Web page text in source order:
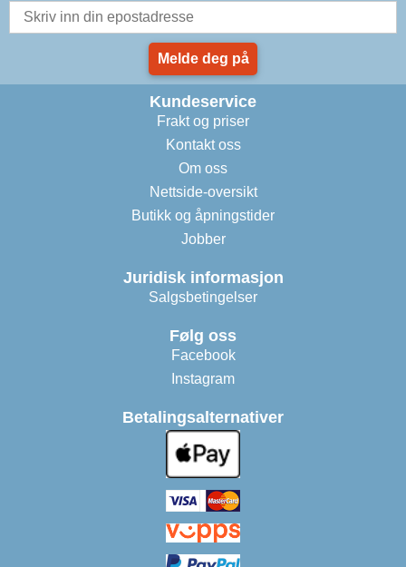
Melde deg på
Kundeservice
Frakt og priser
Kontakt oss
Om oss
Nettside-oversikt
Butikk og åpningstider
Jobber
Juridisk informasjon
Salgsbetingelser
Følg oss
Facebook
Instagram
Betalingsalternativer